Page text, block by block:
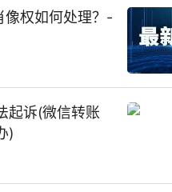
像权如何处理？-
起诉(微信转账
)